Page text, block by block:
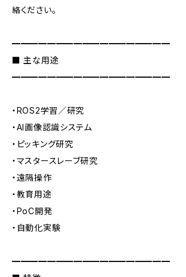
絡ください。
━━━━━━━━━━━━━━━━━━
■ 主な用途
━━━━━━━━━━━━━━━━━━
・ROS2学習／研究
・AI画像認識システム
・ピッキング研究
・マスタースレーブ研究
・遠隔操作
・教育用途
・PoC開発
・自動化実験
━━━━━━━━━━━━━━━━━━